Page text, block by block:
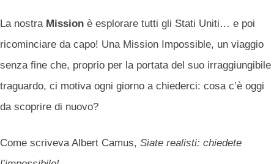
La nostra Mission è esplorare tutti gli Stati Uniti… e poi
ricominciare da capo! Una Mission Impossible, un viaggio
senza fine che, proprio per la portata del suo irraggiungibile
traguardo, ci motiva ogni giorno a chiederci: cosa c’è oggi
da scoprire di nuovo?
Come scriveva Albert Camus, Siate realisti: chiedete